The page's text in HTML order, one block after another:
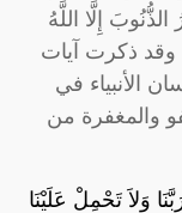
إِلَّا اللَّهُ
وقد ذكرت آيات
الأنبياء في
والمغفرة من
وَلاَ تَحْمِلْ عَلَيْنَا